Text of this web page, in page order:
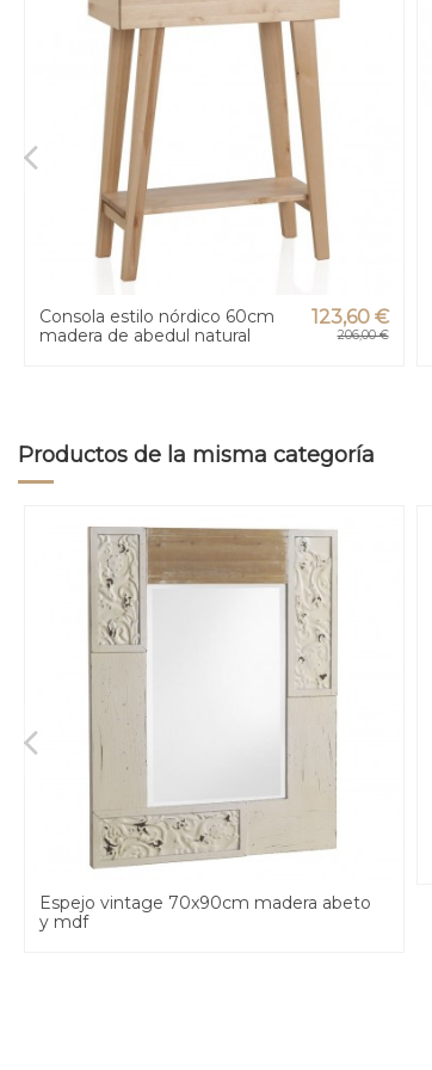
Consola estilo nórdico 60cm
madera de abedul natural
123,60 €
206,00 €
Productos de la misma categoría
Espejo vintage 70x90cm madera abeto
y mdf